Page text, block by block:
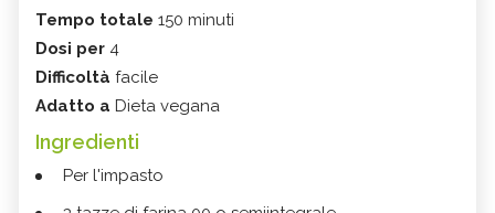
Tempo totale 150 minuti
Dosi per 4
Difficoltà facile
Adatto a Dieta vegana
Ingredienti
Per l'impasto